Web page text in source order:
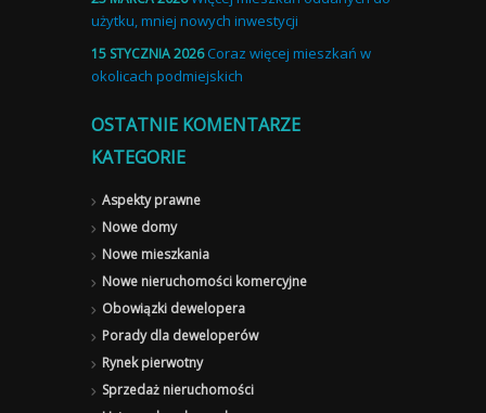
użytku, mniej nowych inwestycji
15 STYCZNIA 2026 Coraz więcej mieszkań w
okolicach podmiejskich
OSTATNIE KOMENTARZE
KATEGORIE
Aspekty prawne
Nowe domy
Nowe mieszkania
Nowe nieruchomości komercyjne
Obowiązki dewelopera
Porady dla deweloperów
Rynek pierwotny
Sprzedaż nieruchomości